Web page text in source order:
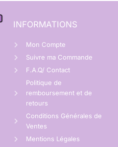
INFORMATIONS
Mon Compte
Suivre ma Commande
F.A.Q/ Contact
Politique de
remboursement et de
retours
Conditions Générales de
Ventes
Mentions Légales